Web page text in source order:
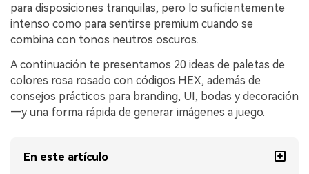
para disposiciones tranquilas, pero lo suficientemente
intenso como para sentirse premium cuando se
combina con tonos neutros oscuros.
A continuación te presentamos 20 ideas de paletas de
colores rosa rosado con códigos HEX, además de
consejos prácticos para branding, UI, bodas y decoración
—y una forma rápida de generar imágenes a juego.
En este artículo